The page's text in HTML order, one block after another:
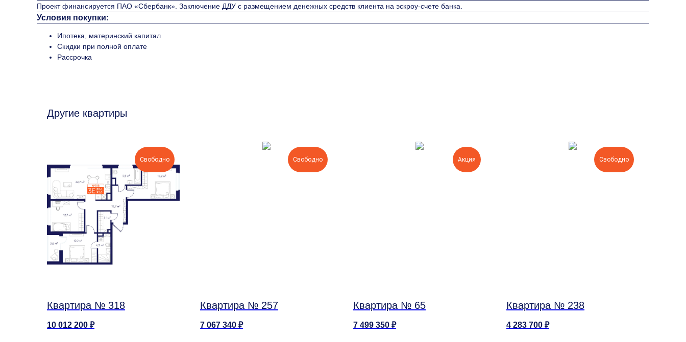
Проект финансируется ПАО «Сбербанк». Заключение ДДУ с размещением денежных средств клиента на эскроу-счете банка.
Условия покупки:
Ипотека, материнский капитал
Скидки при полной оплате
Рассрочка
Другие квартиры
Свободно
Квартира № 318
10 012 200 ₽
Свободно
Квартира № 257
7 067 340 ₽
Акция
Квартира № 65
7 499 350 ₽
Свободно
Квартира № 238
4 283 700 ₽